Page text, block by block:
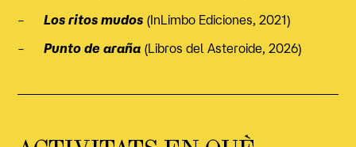
–Los ritos mudos (InLimbo Ediciones, 2021)
–Punto de araña (Libros del Asteroide, 2026)